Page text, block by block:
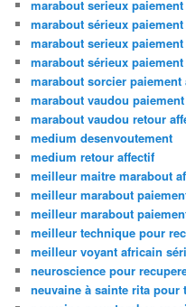
marabout serieux
marabout sérieux
marabout serieux
marabout sérieux
marabout sorcier paiement
marabout vaudou
marabout vaudou retour
medium desenvoutement
medium retour affectif
meilleur maitre marabout
meilleur marabout
meilleur marabout
meilleur technique pour
meilleur voyant africain
neuroscience pour
neuvaine à sainte rita pour